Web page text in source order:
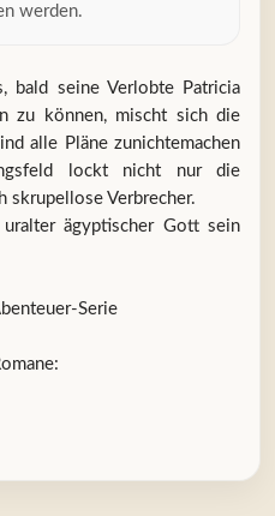
werden.
bald seine Verlobte Patricia
zu können, mischt sich die
alle Pläne zunichtemachen
lockt nicht nur die
skrupellose Verbrecher.
ägyptischer Gott sein
Serie